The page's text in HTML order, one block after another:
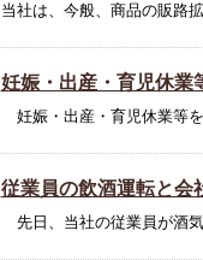
当社は、今般、商品の販路
妊娠・出産・育児休業
妊娠・出産・育児休業等
従業員の飲酒運転と会
先日、当社の従業員が酒